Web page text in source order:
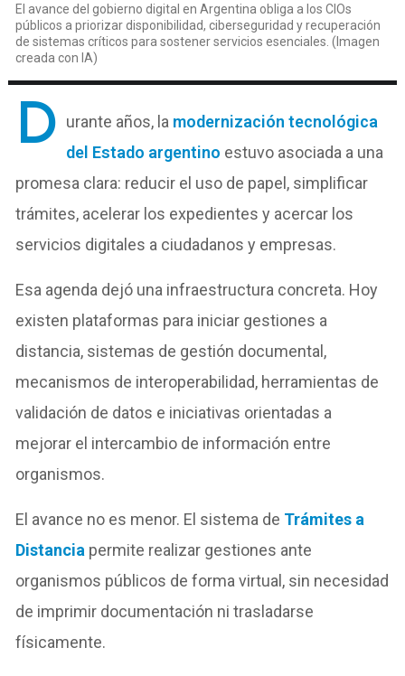
El avance del gobierno digital en Argentina obliga a los CIOs
públicos a priorizar disponibilidad, ciberseguridad y recuperación
de sistemas críticos para sostener servicios esenciales. (Imagen
creada con IA)
D urante años, la modernización tecnológica
del Estado argentino estuvo asociada a una
promesa clara: reducir el uso de papel, simplificar
trámites, acelerar los expedientes y acercar los
servicios digitales a ciudadanos y empresas.
Esa agenda dejó una infraestructura concreta. Hoy
existen plataformas para iniciar gestiones a
distancia, sistemas de gestión documental,
mecanismos de interoperabilidad, herramientas de
validación de datos e iniciativas orientadas a
mejorar el intercambio de información entre
organismos.
El avance no es menor. El sistema de Trámites a
Distancia permite realizar gestiones ante
organismos públicos de forma virtual, sin necesidad
de imprimir documentación ni trasladarse
físicamente.